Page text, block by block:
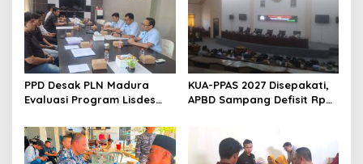
PPD Desak PLN Madura
Evaluasi Program Lisdes
KUA-PPAS 2027 Disepakati,
APBD Sampang Defisit Rp